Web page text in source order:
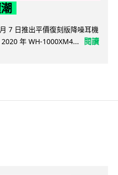
7 日推出平價復刻版降噪耳機
年 WH-1000XM4...
閱讀